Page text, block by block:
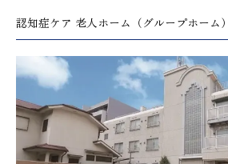
認知症ケア 老人ホーム（グループホーム）